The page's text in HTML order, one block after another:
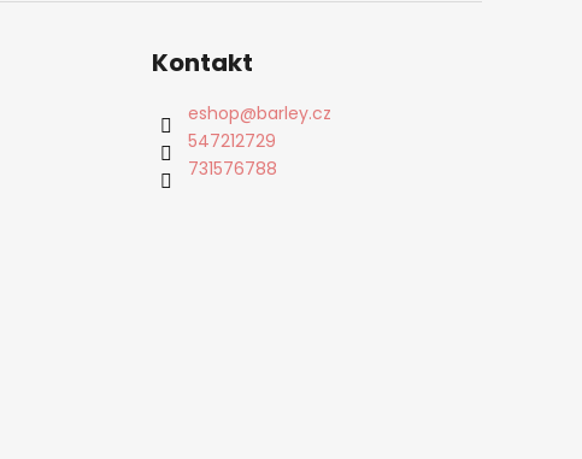
Kontakt
eshop@barley.cz
547212729
731576788